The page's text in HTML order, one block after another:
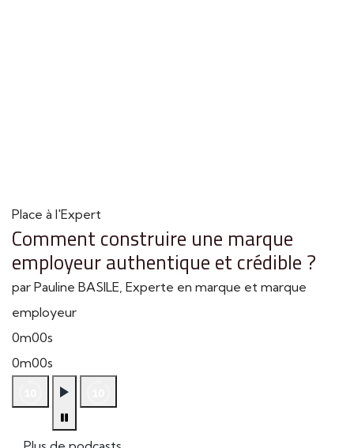
Place à l'Expert
Comment construire une marque
employeur authentique et crédible ?
par Pauline BASILE, Experte en marque et marque
employeur
0m00s
0m00s